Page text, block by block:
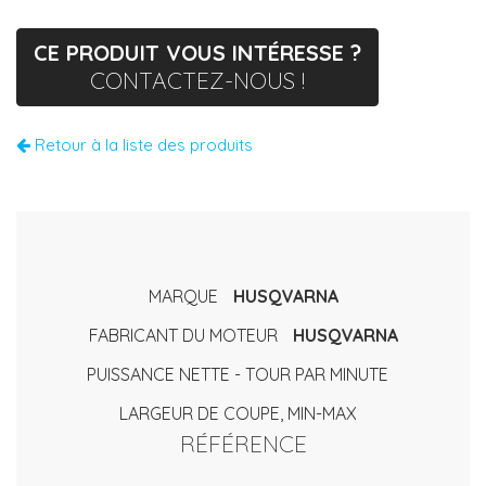
CE PRODUIT VOUS INTÉRESSE ?
CONTACTEZ-NOUS !
Retour à la liste des produits
MARQUE
HUSQVARNA
FABRICANT DU MOTEUR
HUSQVARNA
PUISSANCE NETTE - TOUR PAR MINUTE
LARGEUR DE COUPE, MIN-MAX
RÉFÉRENCE